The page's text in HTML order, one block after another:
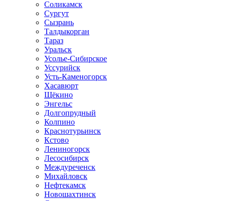
Соликамск
Сургут
Сызрань
Талдыкорган
Тараз
Уральск
Усолье-Сибирское
Уссурийск
Усть-Каменогорск
Хасавюрт
Щёкино
Энгельс
Долгопрудный
Колпино
Краснотурьинск
Кстово
Лениногорск
Лесосибирск
Междуреченск
Михайловск
Нефтекамск
Новошахтинск